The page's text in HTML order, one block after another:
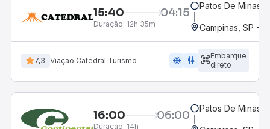
15:40 04:15
Duração: 12h 35m
Patos De Minas,
Campinas, SP -
7,3 Viação Catedral Turismo ac_unit wc
Embarque
direto
16:00 06:00
Duração: 14h
Patos De Minas,